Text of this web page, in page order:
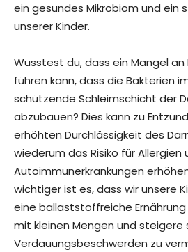
ein gesundes Mikrobiom und ein
unserer Kinder.
Wusstest du, dass ein Mangel
führen kann, dass die Bakterien
schützende Schleimschicht der
abzubauen? Dies kann zu
erhöhten Durchlässigkeit des
wiederum das Risiko für Allergien
Autoimmunerkrankungen
wichtiger ist es, dass wir unsere
eine ballaststoffreiche
mit kleinen Mengen und steigere
Verdauungsbeschwerden zu